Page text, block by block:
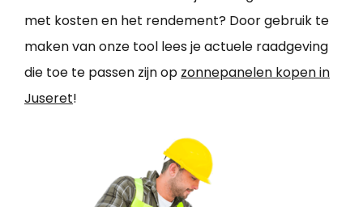
met kosten en het rendement? Door gebruik te
maken van onze tool lees je actuele raadgeving
die toe te passen zijn op zonnepanelen kopen in
Juseret!